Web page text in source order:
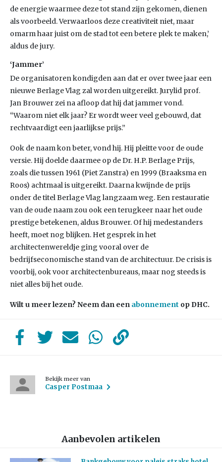
de energie waarmee deze tot stand zijn gekomen, dienen
als voorbeeld. Verwaarloos deze creativiteit niet, maar
omarm haar juist om de stad tot een betere plek te maken,’
aldus de jury.
‘Jammer’
De organisatoren kondigden aan dat er over twee jaar een
nieuwe Berlage Vlag zal worden uitgereikt. Jurylid prof.
Jan Brouwer zei na afloop dat hij dat jammer vond.
“Waarom niet elk jaar? Er wordt weer veel gebouwd, dat
rechtvaardigt een jaarlijkse prijs.”
Ook de naam kon beter, vond hij. Hij pleitte voor de oude
versie. Hij doelde daarmee op de Dr. H.P. Berlage Prijs,
zoals die tussen 1961 (Piet Zanstra) en 1999 (Braaksma en
Roos) achtmaal is uitgereikt. Daarna kwijnde de prijs
onder de titel Berlage Vlag langzaam weg. Een restauratie
van de oude naam zou ook een terugkeer naar het oude
prestige betekenen, aldus Brouwer. Of hij medestanders
heeft, moet nog blijken. Het gesprek in het
architectenwereldje ging vooral over de
bedrijfseconomische stand van de architectuur. De crisis is
voorbij, ook voor architectenbureaus, maar nog steeds is
niet alles bij het oude.
Wilt u meer lezen? Neem dan een abonnement op DHC.
Bekijk meer van
Casper Postmaa
Aanbevolen artikelen